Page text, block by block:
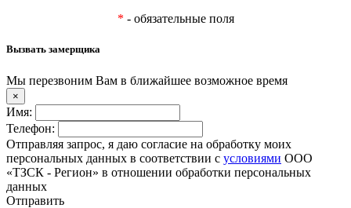
* - обязательные поля
Вызвать замерщика
Мы перезвоним Вам в ближайшее возможное время
×
Имя:
Телефон:
Отправляя запрос, я даю согласие на обработку моих
персональных данных в соответствии с условиями ООО
«ТЗСК - Регион» в отношении обработки персональных
данных
Отправить